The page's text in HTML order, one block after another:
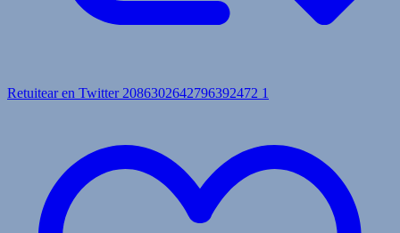
Retuitear en Twitter 2086302642796392472 1